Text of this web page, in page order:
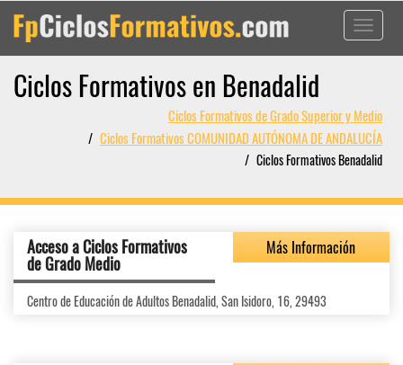
Toggle
Ciclos Formativos en Benadalid
Ciclos Formativos de Grado Superior y Medio
Ciclos Formativos COMUNIDAD AUTÓNOMA DE ANDALUCÍA
Ciclos Formativos Benadalid
Acceso a Ciclos Formativos
de Grado Medio
Más Información
Centro de Educación de Adultos Benadalid, San Isidoro, 16, 29493